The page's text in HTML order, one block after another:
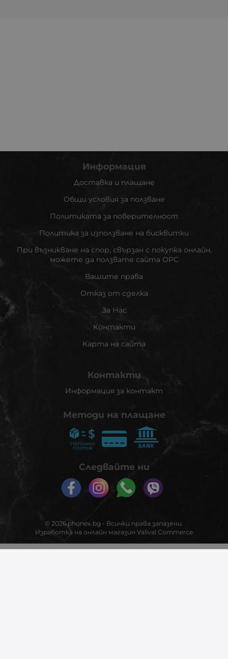
Информация
Доставка и плащане
Общи условия за ползване
Политиката за поверителност
Политика за използване на бисквитки
При възникване на спор, свързан с покупка онлайн,
можете да ползвате сайта ОРС
Вашите права
Отказ от сделка
За Нас
Контакти
Карта на сайта
Контакти
Информация за контакт
Методи на плащане
Следвайте ни
© 2026 phonex.bg - Всички права запазени.
Изработка на онлайн магазин Valival Commerce